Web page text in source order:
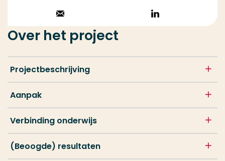
Stuur een email
Volg op
LinkedIn
Over het project
Projectbeschrijving
Aanpak
Verbinding onderwijs
(Beoogde) resultaten